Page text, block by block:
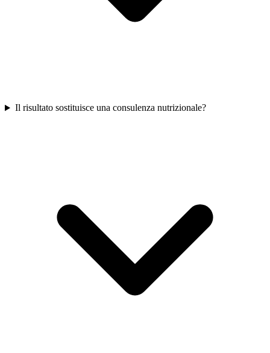
Il risultato sostituisce una consulenza nutrizionale?